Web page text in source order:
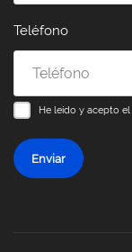
Teléfono
He leído y acepto el
Enviar